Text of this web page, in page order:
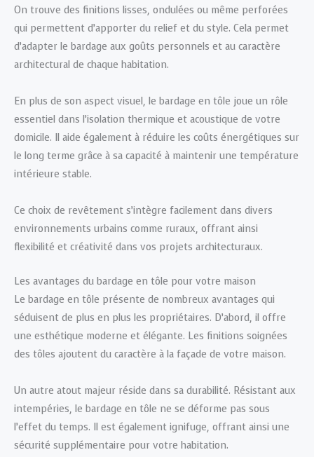
On trouve des finitions lisses, ondulées ou même perforées
qui permettent d’apporter du relief et du style. Cela permet
d’adapter le bardage aux goûts personnels et au caractère
architectural de chaque habitation.
En plus de son aspect visuel, le bardage en tôle joue un rôle
essentiel dans l’isolation thermique et acoustique de votre
domicile. Il aide également à réduire les coûts énergétiques sur
le long terme grâce à sa capacité à maintenir une température
intérieure stable.
Ce choix de revêtement s’intègre facilement dans divers
environnements urbains comme ruraux, offrant ainsi
flexibilité et créativité dans vos projets architecturaux.
Les avantages du bardage en tôle pour votre maison
Le bardage en tôle présente de nombreux avantages qui
séduisent de plus en plus les propriétaires. D’abord, il offre
une esthétique moderne et élégante. Les finitions soignées
des tôles ajoutent du caractère à la façade de votre maison.
Un autre atout majeur réside dans sa durabilité. Résistant aux
intempéries, le bardage en tôle ne se déforme pas sous
l’effet du temps. Il est également ignifuge, offrant ainsi une
sécurité supplémentaire pour votre habitation.